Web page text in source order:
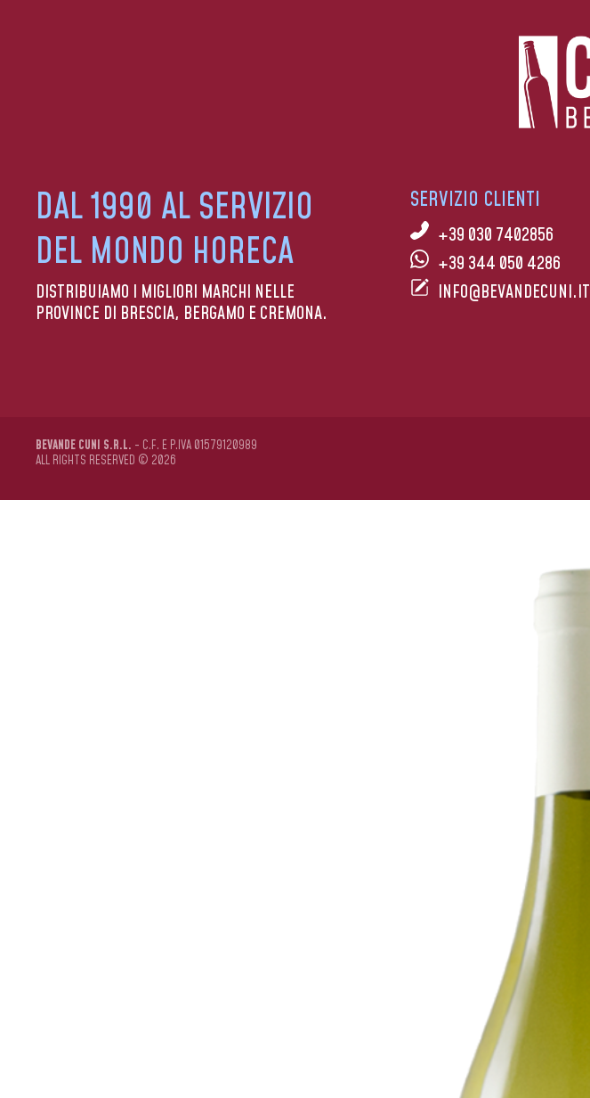
DAL 1990 AL SERVIZIO
DEL MONDO HORECA
DISTRIBUIAMO I MIGLIORI MARCHI NELLE
PROVINCE DI BRESCIA, BERGAMO E CREMONA.
SERVIZIO CLIENTI
+39 030 7402856
+39 344 050 4286
INFO@BEVANDECUNI.IT
BEVANDE CUNI S.R.L. - C.F. E P.IVA 01579120989
ALL RIGHTS RESERVED © 2026